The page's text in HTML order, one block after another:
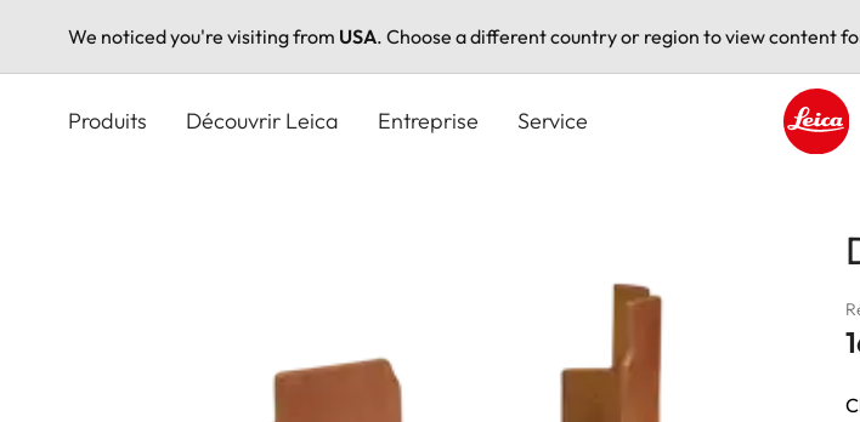
We noticed you're visiting from USA. Choose a different country or region to view content
Produits Découvrir Leica Entreprise Service